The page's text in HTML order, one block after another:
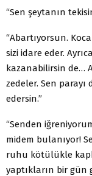
“Sen şeytanın
“Abartıyorsun.
sizi idare eder.
kazanabilirsin de…
zedeler. Sen
edersin.”
“Senden
midem bulanıyor!
ruhu kötülükle
yaptıkların bir gün